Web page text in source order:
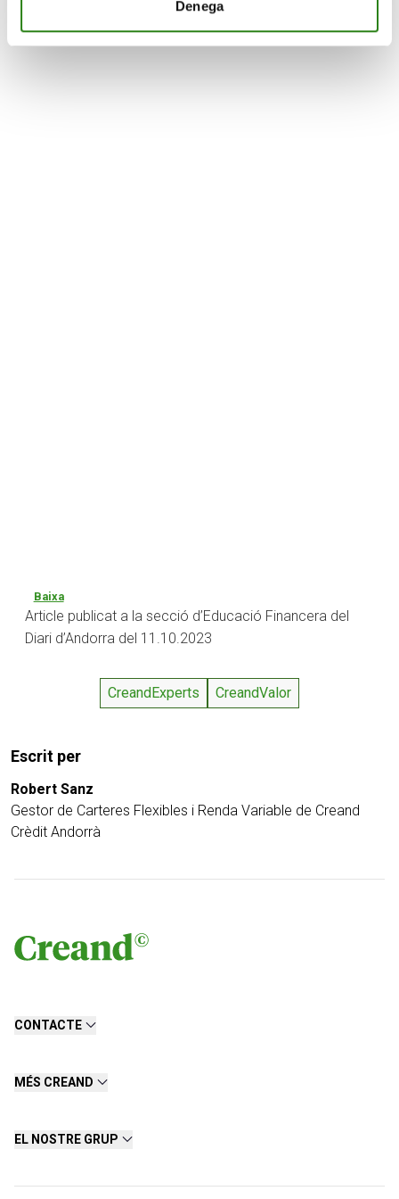
Denega
bona planificació financera de cara al nostre futur.
Baixa
Article publicat a la secció d’Educació Financera del
Diari d’Andorra del 11.10.2023
CreandExperts CreandValor
Escrit per
Robert Sanz
Gestor de Carteres Flexibles i Renda Variable de Creand
Crèdit Andorrà
CONTACTE
MÉS CREAND
EL NOSTRE GRUP